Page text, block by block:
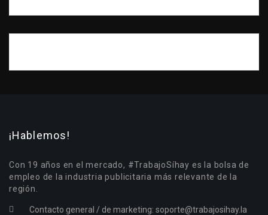
¡Hablemos!
Con 19 años en el mercado, #TrabajoSíhay es la bolsa de
empleo de la industria publicitaria más relevante de la
región.
Contacto general / de marketing: soporte@trabajosihay.la